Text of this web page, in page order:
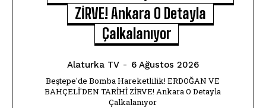
ZİRVE! Ankara O Detayla
Çalkalanıyor
Alaturka TV - 6 Ağustos 2026
Beştepe'de Bomba Hareketlilik! ERDOĞAN VE
BAHÇELİ'DEN TARİHİ ZİRVE! Ankara O Detayla
Çalkalanıyor